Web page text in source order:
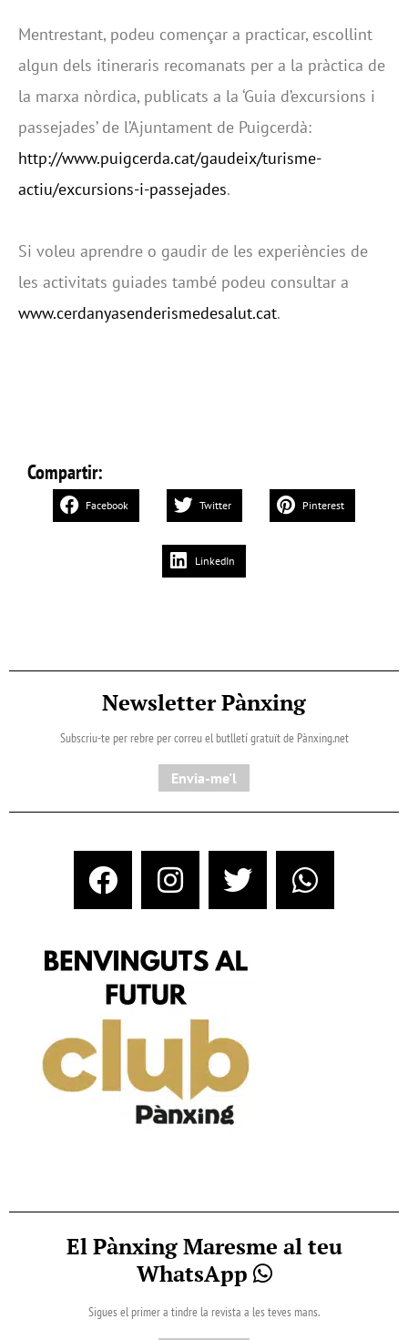
Mentrestant, podeu començar a practicar, escollint
algun dels itineraris recomanats per a la pràctica de
la marxa nòrdica, publicats a la ‘Guia d’excursions i
passejades’ de l’Ajuntament de Puigcerdà:
http://www.puigcerda.cat/gaudeix/turisme-
actiu/excursions-i-passejades.
Si voleu aprendre o gaudir de les experiències de
les activitats guiades també podeu consultar a
www.cerdanyasenderismedesalut.cat.
Compartir:
Facebook Twitter Pinterest
LinkedIn
Newsletter Pànxing
Subscriu-te per rebre per correu el butlletí gratuït de Pànxing.net​
Envia-me'l
El Pànxing Maresme al teu
WhatsApp
Sigues el primer a tindre la revista a les teves mans.